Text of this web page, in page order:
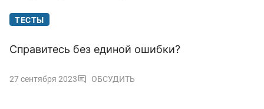
ТЕСТЫ
Справитесь без единой ошибки?
27 сентября 2023 ОБСУДИТЬ